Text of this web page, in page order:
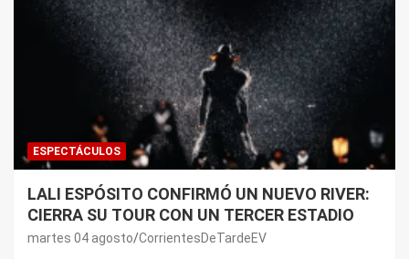
ESPECTÁCULOS
LALI ESPÓSITO CONFIRMÓ UN NUEVO RIVER:
CIERRA SU TOUR CON UN TERCER ESTADIO
martes 04 agosto CorrientesDeTardeEV